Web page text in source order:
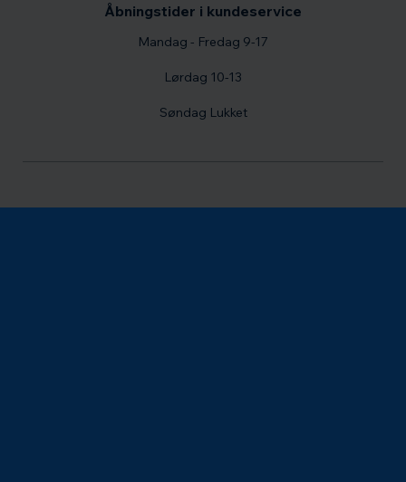
Åbningstider i kundeservice
Mandag - Fredag 9-17
Lørdag 10-13
Søndag Lukket